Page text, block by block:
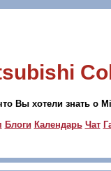
Вы хотели знать о
Блоги Календарь Чат